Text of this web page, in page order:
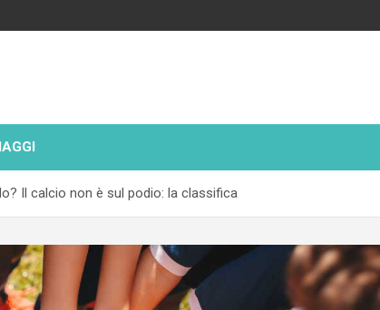
Il calcio non è sul podio: la classifica